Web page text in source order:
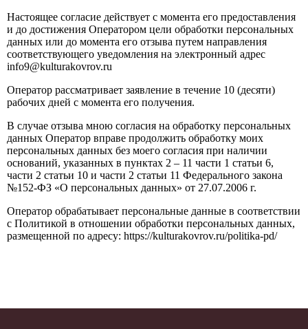
Настоящее согласие действует с момента его предоставления
и до достижения Оператором цели обработки персональных
данных или до момента его отзыва путем направления
соответствующего уведомления на электронный адрес
info9@kulturakovrov.ru
Оператор рассматривает заявление в течение 10 (десяти)
рабочих дней с момента его получения.
В случае отзыва мною согласия на обработку персональных
данных Оператор вправе продолжить обработку моих
персональных данных без моего согласия при наличии
оснований, указанных в пунктах 2 – 11 части 1 статьи 6,
части 2 статьи 10 и части 2 статьи 11 Федерального закона
№152-ФЗ «О персональных данных» от 27.07.2006 г.
Оператор обрабатывает персональные данные в соответствии
с Политикой в отношении обработки персональных данных,
размещенной по адресу: https://kulturakovrov.ru/politika-pd/